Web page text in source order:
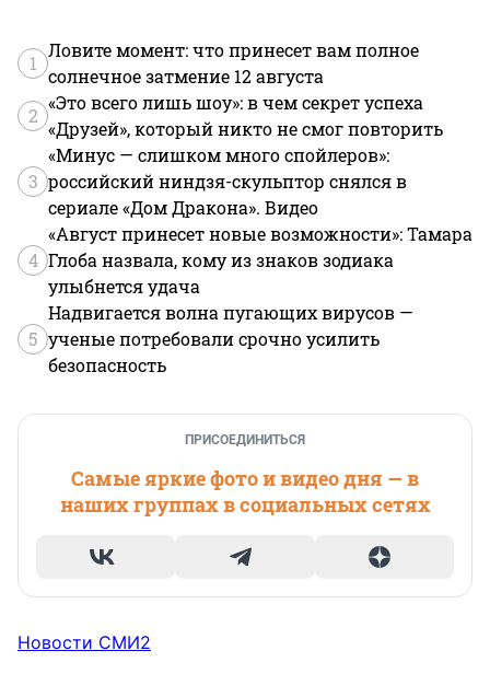
1
Ловите момент: что принесет вам полное
солнечное затмение 12 августа
2
«Это всего лишь шоу»: в чем секрет успеха
«Друзей», который никто не смог повторить
3
«Минус — слишком много спойлеров»:
российский ниндзя-скульптор снялся в
сериале «Дом Дракона». Видео
4
«Август принесет новые возможности»: Тамара
Глоба назвала, кому из знаков зодиака
улыбнется удача
5
Надвигается волна пугающих вирусов —
ученые потребовали срочно усилить
безопасность
ПРИСОЕДИНИТЬСЯ
Самые яркие фото и видео дня — в
наших группах в социальных сетях
Новости СМИ2